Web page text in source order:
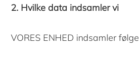
2. Hvilke data indsamler vi
VORES ENHED indsamler